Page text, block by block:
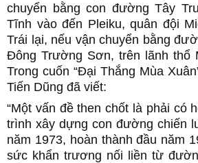
chuyển bằng con đường Tây
Tĩnh vào đến Pleiku, quân đội
Trái lại, nếu vận chuyển bằng
Đông Trường Sơn, trên lãnh thổ
Trong cuốn “Đại Thắng Mùa
Tiến Dũng đã viết:
“Một vấn đề then chốt là phải có
trình xây dựng con đường chiến
năm 1973, hoàn thành đầu năm
sức khẩn trương nối liền từ